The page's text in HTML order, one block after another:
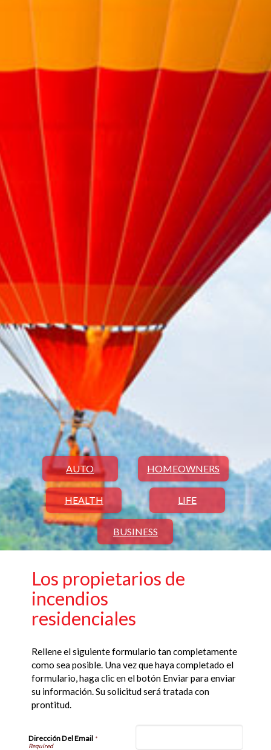
AUTO HOMEOWNERS
HEALTH LIFE
BUSINESS
Los propietarios de
incendios
residenciales
Rellene el siguiente formulario tan completamente
como sea posible. Una vez que haya completado el
formulario, haga clic en el botón Enviar para enviar
su información. Su solicitud será tratada con
prontitud.
Dirección Del Email *